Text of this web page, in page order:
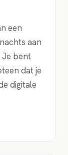
een
aan
Je bent
dat je
digitale